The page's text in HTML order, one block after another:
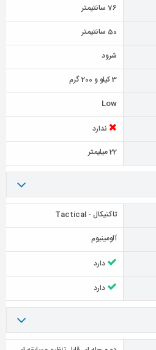
76 سانتیمتر
50 سانتیمتر
شرود
3 کیلو و 200 گرم
Low
ندارد
22 میلیمتر
تاکتیکال - Tactical
آلومینیوم
دارد
دارد